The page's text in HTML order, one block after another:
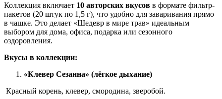
Коллекция включает 10 авторских вкусов в формате фильтр-
пакетов (20 штук по 1,5 г), что удобно для заваривания прямо
в чашке. Это делает «Шедевр в мире трав» идеальным
выбором для дома, офиса, подарка или сезонного
оздоровления.
Вкусы в коллекции:
«Клевер Сезанна» (лёгкое дыхание)
Красный корень, клевер, смородина, зверобой.